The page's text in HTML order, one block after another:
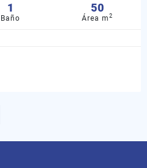
1
Baño
50
Área m2